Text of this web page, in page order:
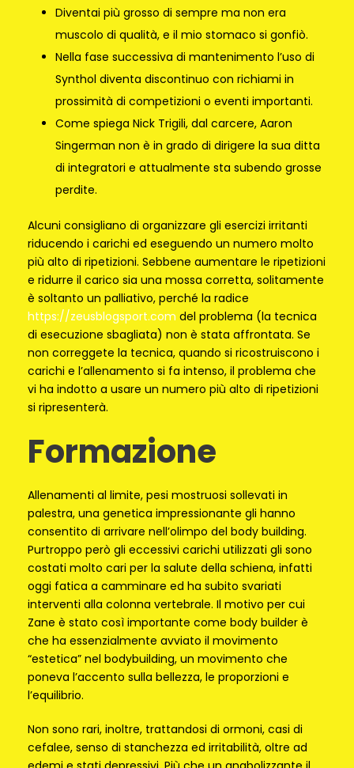
Diventai più grosso di sempre ma non era
muscolo di qualità, e il mio stomaco si gonfiò.
Nella fase successiva di mantenimento l’uso di
Synthol diventa discontinuo con richiami in
prossimità di competizioni o eventi importanti.
Come spiega Nick Trigili, dal carcere, Aaron
Singerman non è in grado di dirigere la sua ditta
di integratori e attualmente sta subendo grosse
perdite.
Alcuni consigliano di organizzare gli esercizi irritanti
riducendo i carichi ed eseguendo un numero molto
più alto di ripetizioni. Sebbene aumentare le ripetizioni
e ridurre il carico sia una mossa corretta, solitamente
è soltanto un palliativo, perché la radice
https://zeusblogsport.com del problema (la tecnica
di esecuzione sbagliata) non è stata affrontata. Se
non correggete la tecnica, quando si ricostruiscono i
carichi e l’allenamento si fa intenso, il problema che
vi ha indotto a usare un numero più alto di ripetizioni
si ripresenterà.
Formazione
Allenamenti al limite, pesi mostruosi sollevati in
palestra, una genetica impressionante gli hanno
consentito di arrivare nell’olimpo del body building.
Purtroppo però gli eccessivi carichi utilizzati gli sono
costati molto cari per la salute della schiena, infatti
oggi fatica a camminare ed ha subito svariati
interventi alla colonna vertebrale. Il motivo per cui
Zane è stato così importante come body builder è
che ha essenzialmente avviato il movimento
“estetica” nel bodybuilding, un movimento che
poneva l’accento sulla bellezza, le proporzioni e
l’equilibrio.
Non sono rari, inoltre, trattandosi di ormoni, casi di
cefalee, senso di stanchezza ed irritabilità, oltre ad